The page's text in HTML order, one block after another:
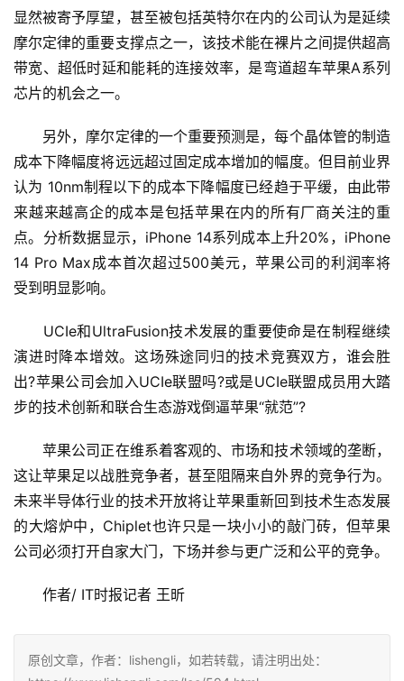
显然被寄予厚望，甚至被包括英特尔在内的公司认为是延续
摩尔定律的重要支撑点之一，该技术能在裸片之间提供超高
带宽、超低时延和能耗的连接效率，是弯道超车苹果A系列
芯片的机会之一。
另外，摩尔定律的一个重要预测是，每个晶体管的制造
成本下降幅度将远远超过固定成本增加的幅度。但目前业界
认为 10nm制程以下的成本下降幅度已经趋于平缓，由此带
来越来越高企的成本是包括苹果在内的所有厂商关注的重
点。分析数据显示，iPhone 14系列成本上升20%，iPhone
14 Pro Max成本首次超过500美元，苹果公司的利润率将
受到明显影响。
UCIe和UltraFusion技术发展的重要使命是在制程继续
演进时降本增效。这场殊途同归的技术竞赛双方，谁会胜
出?苹果公司会加入UCIe联盟吗?或是UCIe联盟成员用大踏
步的技术创新和联合生态游戏倒逼苹果“就范”?
苹果公司正在维系着客观的、市场和技术领域的垄断，
这让苹果足以战胜竞争者，甚至阻隔来自外界的竞争行为。
未来半导体行业的技术开放将让苹果重新回到技术生态发展
的大熔炉中，Chiplet也许只是一块小小的敲门砖，但苹果
公司必须打开自家大门，下场并参与更广泛和公平的竞争。
作者/ IT时报记者 王昕
原创文章，作者：lishengli，如若转载，请注明出处：